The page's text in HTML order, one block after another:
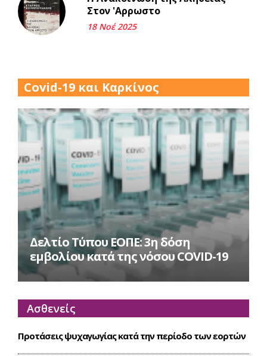
Στον 'Αρρωστο
18 Νοέ 2025
Covid-19 και Καρκίνος
Δελτίο Τύπου ΕΟΠΕ: 3η δόση
εμβολίου κατά της νόσου COVID-19
Ασθενείς
Προτάσεις ψυχαγωγίας κατά την περίοδο των εορτών